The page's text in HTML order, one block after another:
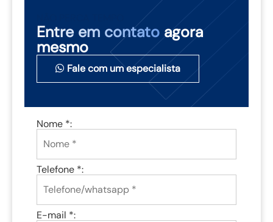
Entre em contato agora
mesmo
Fale com um especialista
Nome *:
Telefone *:
E-mail *: